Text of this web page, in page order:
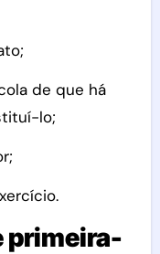
de que há
lo;
primeira-